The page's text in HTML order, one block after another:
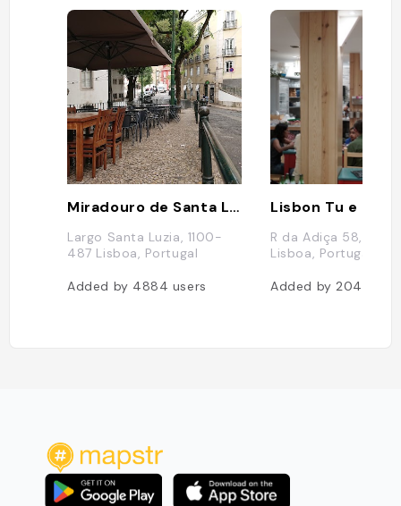
Miradouro de Santa Luzia
Largo Santa Luzia, 1100-
487 Lisboa, Portugal
Added by 4884 users
Lisbon Tu e Eu
R da Adiça 58, 1100-
Lisboa, Portugal
Added by2047